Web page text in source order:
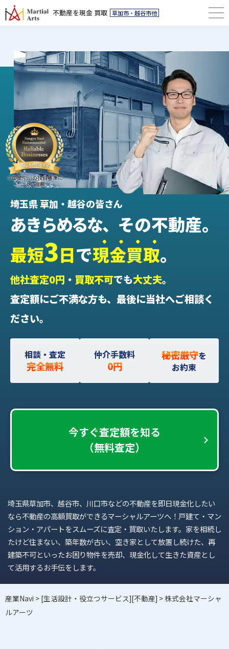
不動産を現金 買取 草加市・越谷市他
埼玉県 草加・越谷の皆さん
あきらめるな、 その不動産。
最短3日で現金買取。
他社査定0円 ・ 買取不可でも大丈夫。
査定額にご不満な方も、最後に当社へご相談く
ださい。
相談・査定
完全無料
仲介手数料
0円
秘密厳守を
お約束
今すぐ査定額を知る
（無料査定）
埼玉県草加市、越谷市、川口市などの不動産を即日現金化したい
なら不動産の高額買取ができるマーシャルアーツへ！戸建て・マン
ション・アパートをスムーズに査定・買取いたします。家を相続し
たけど住まない、築年数が古い、空き家として放置し続けた、再
建築不可といったお困り物件を売却、現金化して生きた資産とし
て活用するお手伝をします。
産業Navi > [生活設計・役立つサービス][不動産] > 株式会社マーシャ
ルアーツ